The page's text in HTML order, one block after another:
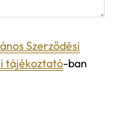
Szerződési
tájékoztató-ban